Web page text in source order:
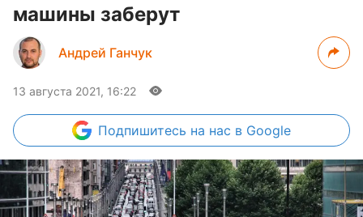
машины заберут
Андрей Ганчук
13 августа 2021, 16:22
Подпишитесь на нас в Google